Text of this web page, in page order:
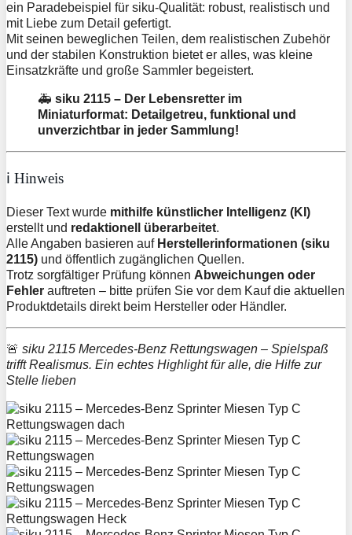
ein Paradebeispiel für siku-Qualität: robust, realistisch und
mit Liebe zum Detail gefertigt.
Mit seinen beweglichen Teilen, dem realistischen Zubehör
und der stabilen Konstruktion bietet er alles, was kleine
Einsatzkräfte und große Sammler begeistert.
🚑 siku 2115 – Der Lebensretter im
Miniaturformat: Detailgetreu, funktional und
unverzichtbar in jeder Sammlung!
ℹ️ Hinweis
Dieser Text wurde mithilfe künstlicher Intelligenz (KI)
erstellt und redaktionell überarbeitet.
Alle Angaben basieren auf Herstellerinformationen (siku
2115) und öffentlich zugänglichen Quellen.
Trotz sorgfältiger Prüfung können Abweichungen oder
Fehler auftreten – bitte prüfen Sie vor dem Kauf die aktuellen
Produktdetails direkt beim Hersteller oder Händler.
🚨 siku 2115 Mercedes-Benz Rettungswagen – Spielspaß
trifft Realismus. Ein echtes Highlight für alle, die Hilfe zur
Stelle lieben